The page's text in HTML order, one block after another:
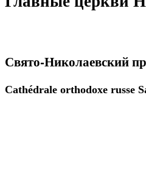
Свято-Николаевский
Cathédrale orthodoxe russe